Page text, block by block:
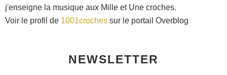
j'enseigne la musique aux Mille et Une croches.
Voir le profil de 1001croches sur le portail Overblog
NEWSLETTER